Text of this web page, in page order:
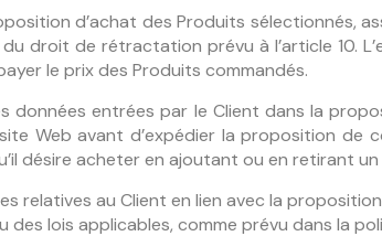
d’achat des Produits sélectionnés,
droit de rétractation prévu à l’article 10.
le prix des Produits commandés.
données entrées par le Client dans la
Web avant d’expédier la proposition de
désire acheter en ajoutant ou en retirant
relatives au Client en lien avec la
des lois applicables, comme prévu dans la